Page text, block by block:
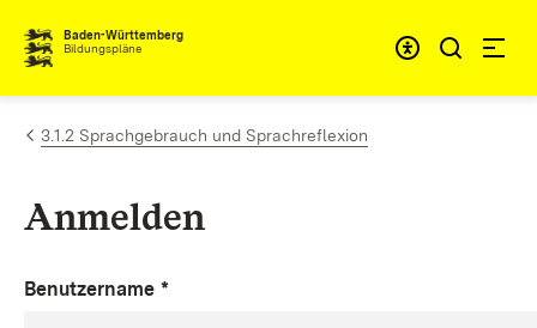
Zum Inhalt springen
Baden-Württemberg
Bildungspläne
3.1.2 Sprachgebrauch und Sprachreflexion
Anmelden
Benutzername *